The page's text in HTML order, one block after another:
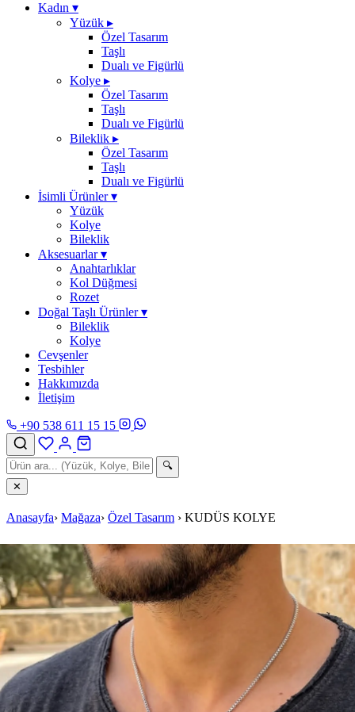
Kadın ▾
Yüzük ▸
Özel Tasarım
Taşlı
Dualı ve Figürlü
Kolye ▸
Özel Tasarım
Taşlı
Dualı ve Figürlü
Bileklik ▸
Özel Tasarım
Taşlı
Dualı ve Figürlü
İsimli Ürünler▾
Yüzük
Kolye
Bileklik
Aksesuarlar▾
Anahtarlıklar
Kol Düğmesi
Rozet
Doğal Taşlı Ürünler▾
Bileklik
Kolye
Cevşenler
Tesbihler
Hakkımızda
İletişim
+90 538 611 15 15
🔍
✕
Anasayfa› Mağaza› Özel Tasarım › KUDÜS KOLYE